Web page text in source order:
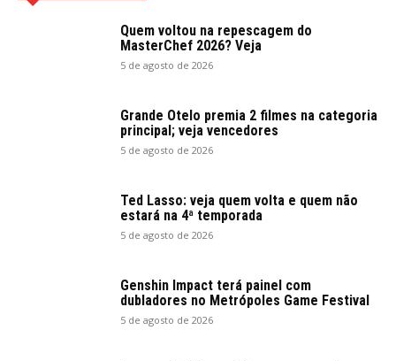
Quem voltou na repescagem do
MasterChef 2026? Veja
5 de agosto de 2026
Grande Otelo premia 2 filmes na categoria
principal; veja vencedores
5 de agosto de 2026
Ted Lasso: veja quem volta e quem não
estará na 4ª temporada
5 de agosto de 2026
Genshin Impact terá painel com
dubladores no Metrópoles Game Festival
5 de agosto de 2026